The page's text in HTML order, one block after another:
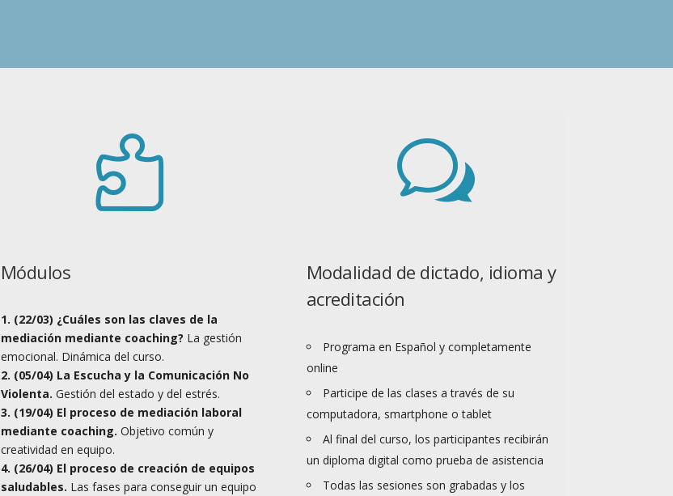

Módulos
1. (22/03) ¿Cuáles son las claves de la
mediación mediante coaching? La gestión
emocional. Dinámica del curso.
2. (05/04) La Escucha y la Comunicación No
Violenta. Gestión del estado y del estrés.
3. (19/04) El proceso de mediación laboral
mediante coaching. Objetivo común y
creatividad en equipo.
4. (26/04) El proceso de creación de equipos
saludables. Las fases para conseguir un equipo
w
Modalidad de dictado, idioma y
acreditación
Programa en Español y completamente
online
Participe de las clases a través de su
computadora, smartphone o tablet
Al final del curso, los participantes recibirán
un diploma digital como prueba de asistencia
Todas las sesiones son grabadas y los